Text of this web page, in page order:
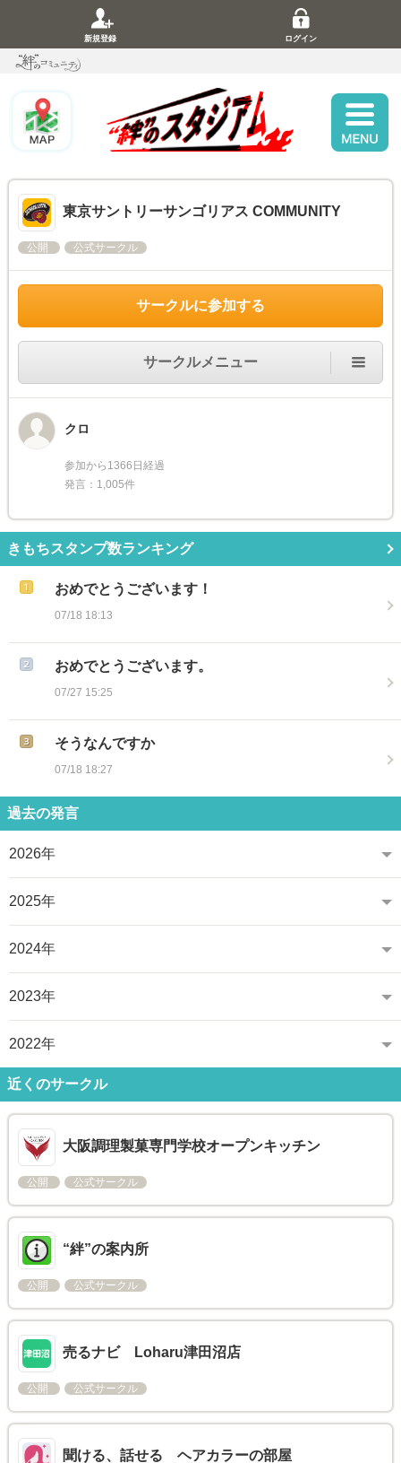
新規登録 ログイン
東京サントリーサンゴリアス COMMUNITY
公開 公式サークル
サークルに参加する
サークルメニュー
クロ
参加から1366日経過
発言：1,005件
きもちスタンプ数ランキング
おめでとうございます！
07/18 18:13
おめでとうございます。
07/27 15:25
そうなんですか
07/18 18:27
過去の発言
2026年
2025年
2024年
2023年
2022年
近くのサークル
大阪調理製菓専門学校オープンキッチン
公開 公式サークル
“絆”の案内所
公開 公式サークル
売るナビ Loharu津田沼店
公開 公式サークル
聞ける、話せる ヘアカラーの部屋